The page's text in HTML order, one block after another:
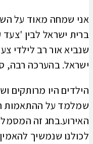
אני שמחה מאוד על
ברית ישראל לבין
שנביא אור רב לילדי
ישראל. בהערכה רבה,
הילדים היו מרותקים
שמלמד על ההתאמות
האירוע.בחג זה
לכולנו שנמשיך